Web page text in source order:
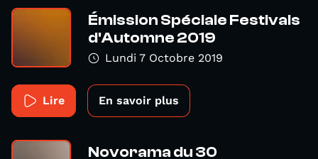
Émission Spéciale Festivals
d'Automne 2019
Lundi 7 Octobre 2019
Lire En savoir plus
Novorama du 30